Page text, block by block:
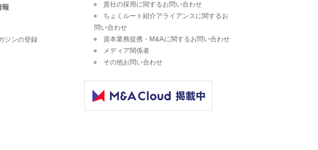
報
ジンの登録
貴社の採用に関するお問い合わせ
ちょくルート紹介アライアンスに関するお
問い合わせ
資本業務提携・M&Aに関するお問い合わせ
メディア関係者
その他お問い合わせ